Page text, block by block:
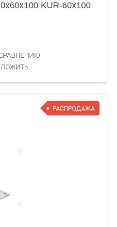
KUR-60х100
РАСПРОДАЖА